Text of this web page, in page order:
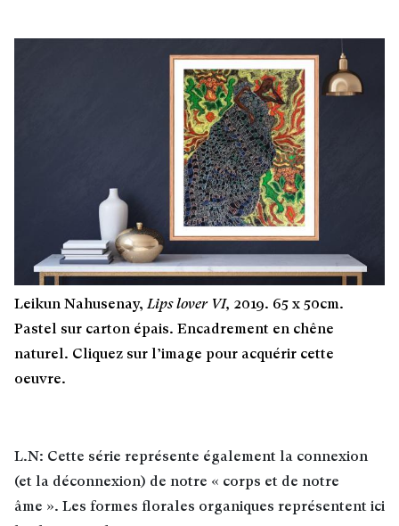
Leikun Nahusenay,Lips lover VI, 2019. 65 x 50cm.
Pastel sur carton épais. Encadrement en chêne
naturel. Cliquez sur l’image pour acquérir cette
oeuvre.
L.N: Cette série représente également la connexion
(et la déconnexion) de notre « corps et de notre
âme ». Les formes florales organiques représentent ici